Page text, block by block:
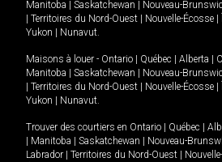
Manitoba
Saskatchewan Nouveau-
Territoires du Nord-Ouest Nouvelle-Écosse
Yukon
Nunavut.
Maisons à louer - Ontario Québec Alberta
Manitoba
Saskatchewan Nouveau-
Territoires du Nord-Ouest Nouvelle-Écosse
Yukon
Nunavut.
Trouver des courtiers en Ontario Québec
Manitoba Saskatchewan Nouveau-
Labrador
Territoires du Nord-Ouest